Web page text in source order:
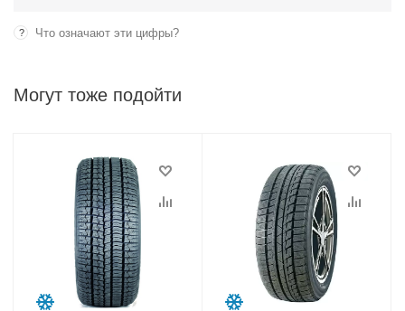
? Что означают эти цифры?
Могут тоже подойти